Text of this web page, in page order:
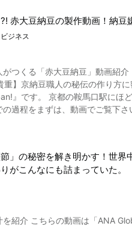
ました。 また、明治38年に金
そこで飼育された伊賀牛
が特徴です。 伊賀牛はブランド牛肉として、認定されている精肉店18店
ーともに、伊賀牛のすき焼き
く「網焼き」が紹介されます
ンの仲居さんがテーブルにつ
で香ばしく焼かれたおいしそ
赤大豆納豆の製作動画！納
ジネス
つくる「赤大豆納豆」動画紹
重】京納豆職人の秘伝の作り方
』です。 京都の鞍馬口駅にほ
い。 大豆にも色々な品種がある！「赤大豆」とはどんな大豆？ 写真：大豆3
になったことはありませんか
など、豆の味をしっかり味わいたい人向
ど食べ方はさまざま。工夫を
逸品！ 画像引用 :YouTube screenshot 動画では、
ー、藤原食品さんが紹介され
受賞した「京納豆大粒」や「鴨
」の秘密を解き明かす！世
がこんなにも詰まっていた。
COOL? WASHOKU - 和食 （鰹